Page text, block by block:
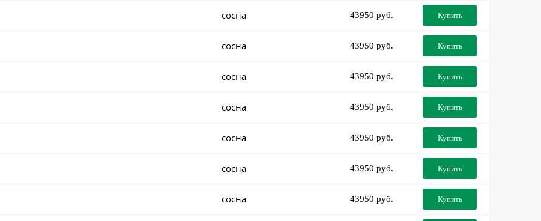
сосна 43950 руб. Купить
сосна 43950 руб. Купить
сосна 43950 руб. Купить
сосна 43950 руб. Купить
сосна 43950 руб. Купить
сосна 43950 руб. Купить
сосна 43950 руб. Купить